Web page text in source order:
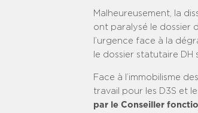
Malheureusement, la
ont paralysé le dossier
l’urgence face à la
le dossier statutaire DH
Face à l’immobilisme
travail pour les D3S et
par le Conseiller